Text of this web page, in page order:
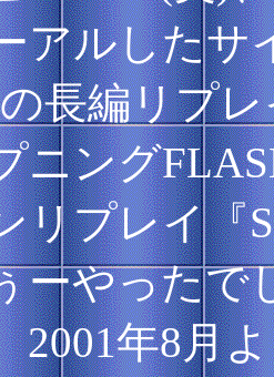
アルしたサ
長編リプ
ニング
リプレイ『
ーやったで
2001年8月